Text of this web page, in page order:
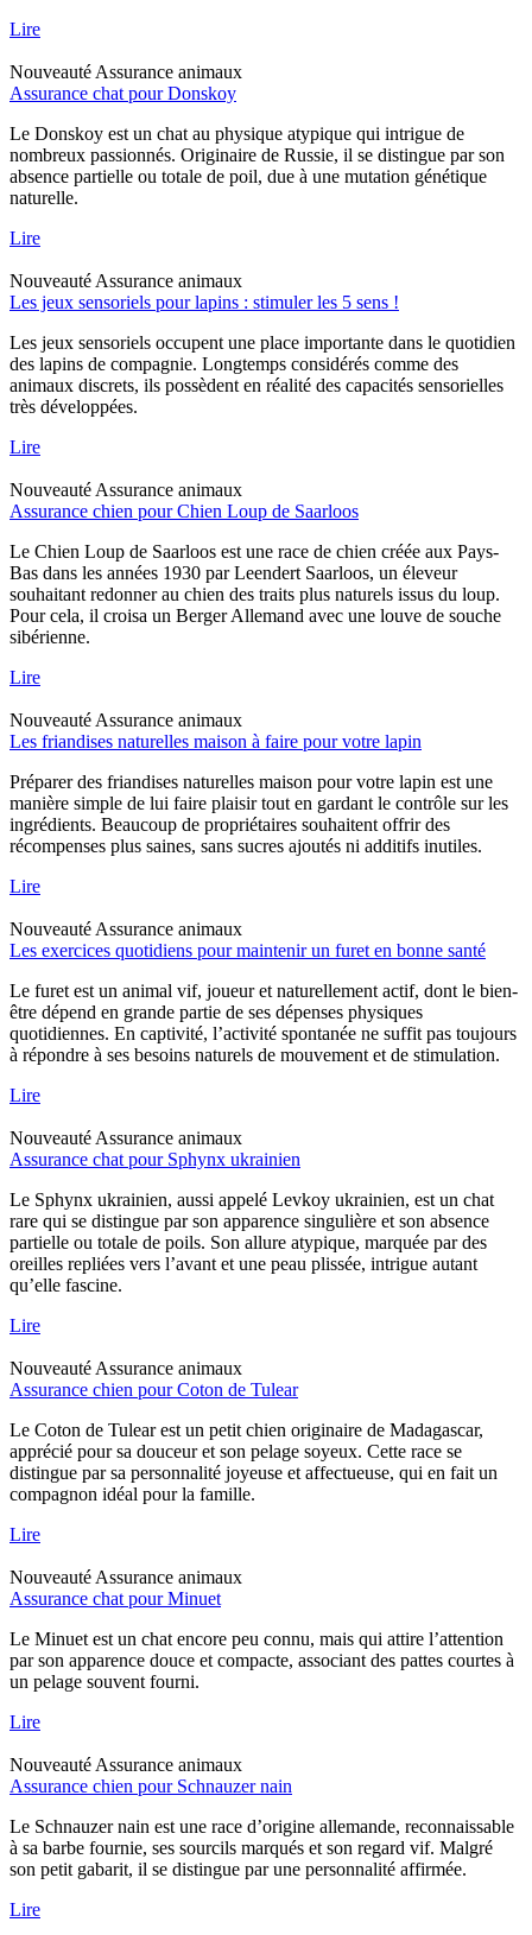
Lire
Nouveauté Assurance animaux
Assurance chat pour Donskoy
Le Donskoy est un chat au physique atypique qui intrigue de
nombreux passionnés. Originaire de Russie, il se distingue par son
absence partielle ou totale de poil, due à une mutation génétique
naturelle.
Lire
Nouveauté Assurance animaux
Les jeux sensoriels pour lapins : stimuler les 5 sens !
Les jeux sensoriels occupent une place importante dans le quotidien
des lapins de compagnie. Longtemps considérés comme des
animaux discrets, ils possèdent en réalité des capacités sensorielles
très développées.
Lire
Nouveauté Assurance animaux
Assurance chien pour Chien Loup de Saarloos
Le Chien Loup de Saarloos est une race de chien créée aux Pays-
Bas dans les années 1930 par Leendert Saarloos, un éleveur
souhaitant redonner au chien des traits plus naturels issus du loup.
Pour cela, il croisa un Berger Allemand avec une louve de souche
sibérienne.
Lire
Nouveauté Assurance animaux
Les friandises naturelles maison à faire pour votre lapin
Préparer des friandises naturelles maison pour votre lapin est une
manière simple de lui faire plaisir tout en gardant le contrôle sur les
ingrédients. Beaucoup de propriétaires souhaitent offrir des
récompenses plus saines, sans sucres ajoutés ni additifs inutiles.
Lire
Nouveauté Assurance animaux
Les exercices quotidiens pour maintenir un furet en bonne santé
Le furet est un animal vif, joueur et naturellement actif, dont le bien-
être dépend en grande partie de ses dépenses physiques
quotidiennes. En captivité, l’activité spontanée ne suffit pas toujours
à répondre à ses besoins naturels de mouvement et de stimulation.
Lire
Nouveauté Assurance animaux
Assurance chat pour Sphynx ukrainien
Le Sphynx ukrainien, aussi appelé Levkoy ukrainien, est un chat
rare qui se distingue par son apparence singulière et son absence
partielle ou totale de poils. Son allure atypique, marquée par des
oreilles repliées vers l’avant et une peau plissée, intrigue autant
qu’elle fascine.
Lire
Nouveauté Assurance animaux
Assurance chien pour Coton de Tulear
Le Coton de Tulear est un petit chien originaire de Madagascar,
apprécié pour sa douceur et son pelage soyeux. Cette race se
distingue par sa personnalité joyeuse et affectueuse, qui en fait un
compagnon idéal pour la famille.
Lire
Nouveauté Assurance animaux
Assurance chat pour Minuet
Le Minuet est un chat encore peu connu, mais qui attire l’attention
par son apparence douce et compacte, associant des pattes courtes à
un pelage souvent fourni.
Lire
Nouveauté Assurance animaux
Assurance chien pour Schnauzer nain
Le Schnauzer nain est une race d’origine allemande, reconnaissable
à sa barbe fournie, ses sourcils marqués et son regard vif. Malgré
son petit gabarit, il se distingue par une personnalité affirmée.
Lire